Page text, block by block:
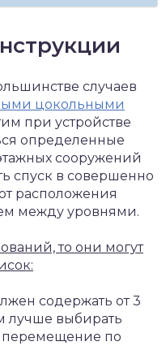
случаев
цокольными
при устройстве
определенные
сооружений
спуск в совершенно
расположения
между уровнями.
то они могут
содержать от 3
лучше выбирать
перемещение по